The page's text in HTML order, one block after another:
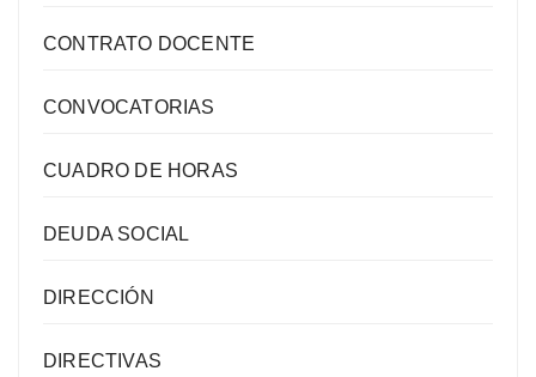
CONTRATO DOCENTE
CONVOCATORIAS
CUADRO DE HORAS
DEUDA SOCIAL
DIRECCIÓN
DIRECTIVAS